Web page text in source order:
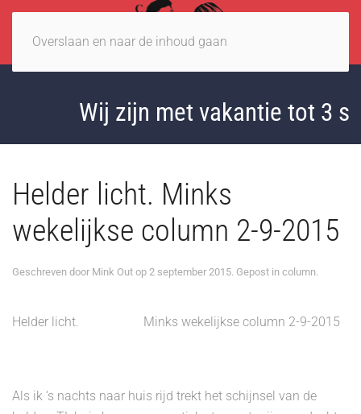
Overslaan en naar de inhoud gaan
Wij zijn met vakantie tot 3
Helder licht. Minks
wekelijkse column 2-9-2015
Geschreven door Mink Out op 2 september 2015. Gepost in column.
Helder licht. Minks wekelijkse column 2-9-2015
Als ik ‘s nachts naar huis rijd trekt het schijnsel van de